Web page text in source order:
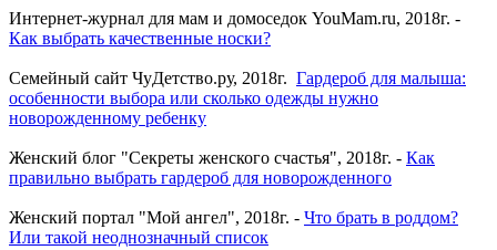
Интернет-журнал для мам и домоседок YouMam.ru, 2018г. -
Как выбрать качественные носки?
Семейный сайт ЧуДетство.ру, 2018г. Гардероб для малыша:
особенности выбора или сколько одежды нужно
новорожденному ребенку
Женский блог "Секреты женского счастья", 2018г. - Как
правильно выбрать гардероб для новорожденного
Женский портал "Мой ангел", 2018г. - Что брать в роддом?
Или такой неоднозначный список